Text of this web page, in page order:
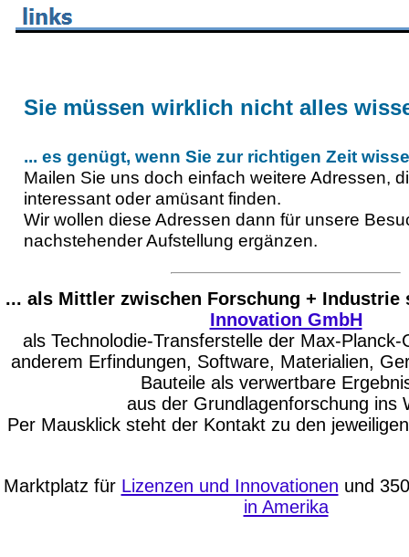
Sie müssen wirklich nicht alles
... es genügt, wenn Sie zur richtigen Zeit
Mailen Sie uns doch einfach weitere Adressen,
interessant oder amüsant finden.
Wir wollen diese Adressen dann für unsere
nachstehender Aufstellung ergänzen.
... als Mittler zwischen Forschung +
Innovation GmbH
als Technolodie-Transferstelle der Max-
anderem Erfindungen, Software, Materialien,
Bauteile als verwertbare
aus der Grundlagenforschung ins
Per Mausklick steht der Kontakt zu den
Marktplatz für Lizenzen und Innovationen und
in Amerika